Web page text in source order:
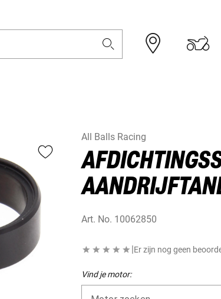
All Balls Racing
Art. No. 10062850
|Er zijn nog geen
Vind je motor: